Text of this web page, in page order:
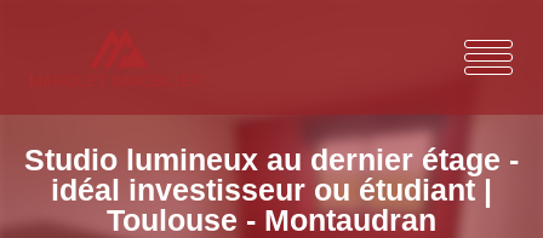
Studio lumineux au dernier étage -
idéal investisseur ou étudiant |
Toulouse - Montaudran